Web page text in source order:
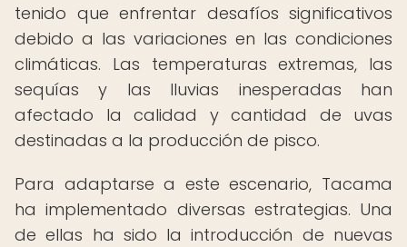
tenido que enfrentar desafíos significativos
debido a las variaciones en las condiciones
climáticas. Las temperaturas extremas, las
sequías y las lluvias inesperadas han
afectado la calidad y cantidad de uvas
destinadas a la producción de pisco.
Para adaptarse a este escenario, Tacama
ha implementado diversas estrategias. Una
de ellas ha sido la introducción de nuevas